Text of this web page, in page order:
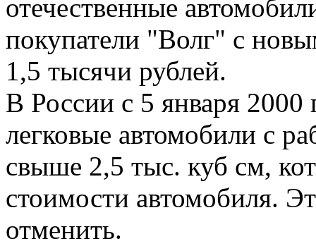
отечественные
покупатели "Волг" с
1,5 тысячи рублей.
В России с 5 января 2000
легковые автомобили с
свыше 2,5 тыс. куб см,
стоимости автомобиля.
отменить.